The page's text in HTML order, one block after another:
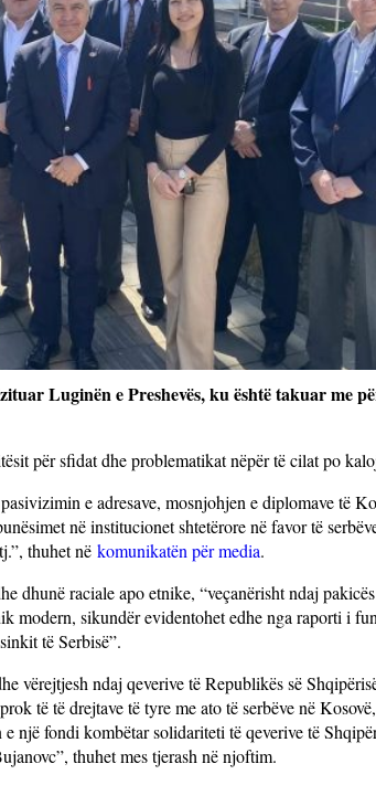
Luginën e Preshevës, ku është takuar me
për sfidat dhe problematikat nëpër të cilat po
e adresave, mosnjohjen e diplomave të
në institucionet shtetërore në favor të
thuhet në komunikatën për media.
dhunë raciale apo etnike, “veçanërisht ndaj
modern, sikundër evidentohet edhe nga raporti i
të Serbisë”.
vërejtjesh ndaj qeverive të Republikës së
të të drejtave të tyre me ato të serbëve në
një fondi kombëtar solidariteti të qeverive të
thuhet mes tjerash në njoftim.